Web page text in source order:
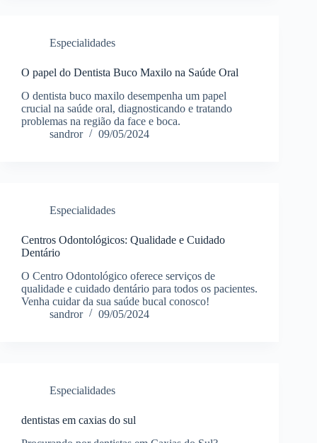
Especialidades
O papel do Dentista Buco Maxilo na Saúde Oral
O dentista buco maxilo desempenha um papel
crucial na saúde oral, diagnosticando e tratando
problemas na região da face e boca.
sandror
09/05/2024
Especialidades
Centros Odontológicos: Qualidade e Cuidado
Dentário
O Centro Odontológico oferece serviços de
qualidade e cuidado dentário para todos os pacientes.
Venha cuidar da sua saúde bucal conosco!
sandror
09/05/2024
Especialidades
dentistas em caxias do sul